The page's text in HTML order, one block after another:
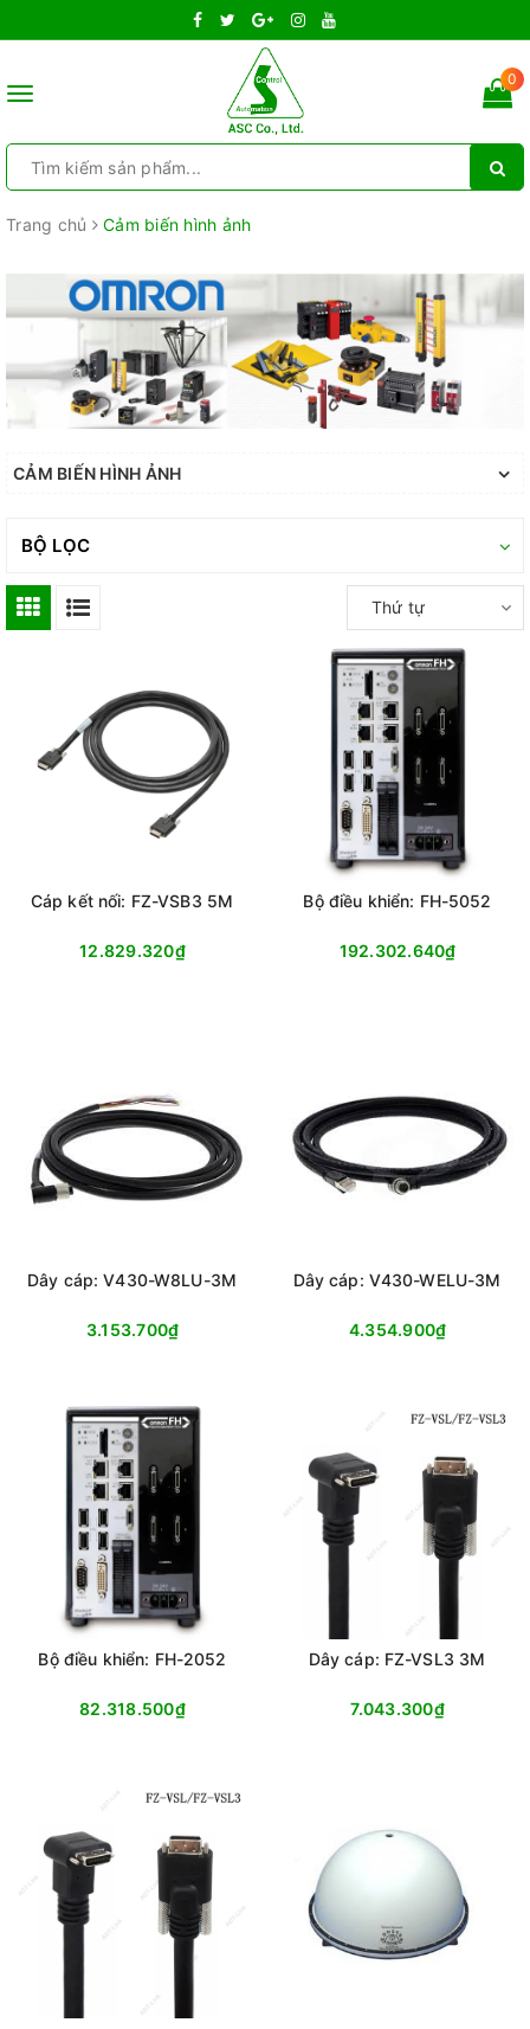
Toggle
0
Trang chủ Cảm biến hình ảnh
CẢM BIẾN HÌNH ẢNH
BỘ LỌC
Thứ tự
Cáp kết nối: FZ-VSB3 5M
12.829.320₫
Bộ điều khiển: FH-5052
192.302.640₫
Dây cáp: V430-W8LU-3M
3.153.700₫
Dây cáp: V430-WELU-3M
4.354.900₫
Bộ điều khiển: FH-2052
82.318.500₫
Dây cáp: FZ-VSL3 3M
7.043.300₫